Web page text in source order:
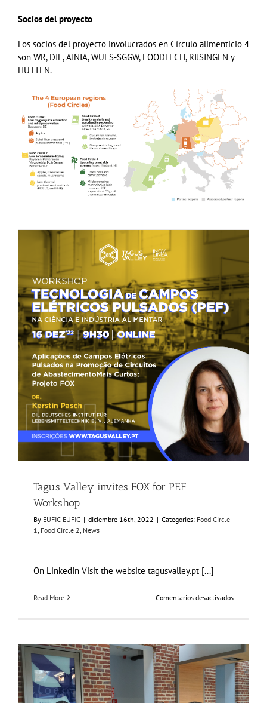
Socios del proyecto
Los socios del proyecto involucrados en Círculo alimenticio 4
son WR, DIL , AINIA,WULS-SGGW, FOODTECH, RIJSINGEN y
HUTTEN.
Tagus Valley invites FOX for PEF Workshop
Food Circle 1 Food Circle 2 News
Tagus Valley invites FOX for PEF
Workshop
By EUFIC EUFIC | diciembre 16th, 2022 | Categories: Food Circle
1 Food Circle 2 News
On LinkedIn Visit the website tagusvalley.pt [...]
Read More Comentarios desactivadosen
for
PEF
Workshop